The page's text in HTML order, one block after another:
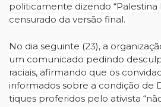
politicamente dizendo “Palestina
censurado da versão final.
No dia seguinte (23), a
um comunicado pedindo
raciais, afirmando que os
informados sobre a condição de
tiques proferidos pelo ativista